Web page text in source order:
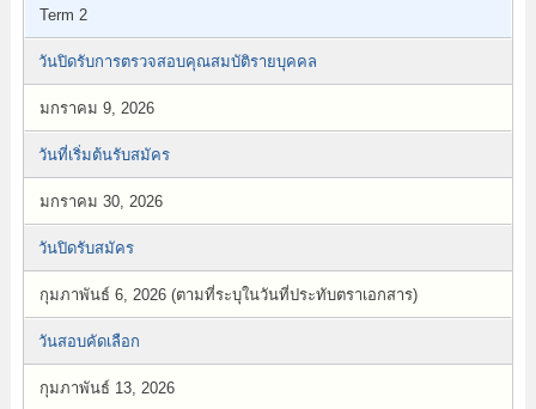
Term 2
วันปิดรับการตรวจสอบคุณสมบัติรายบุคคล
มกราคม 9, 2026
วันที่เริ่มต้นรับสมัคร
มกราคม 30, 2026
วันปิดรับสมัคร
กุมภาพันธ์ 6, 2026 (ตามที่ระบุในวันที่ประทับตราเอกสาร)
วันสอบคัดเลือก
กุมภาพันธ์ 13, 2026